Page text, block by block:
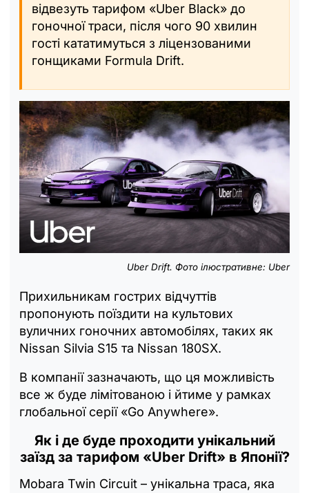
відвезуть тарифом «Uber Black» до
гоночної траси, після чого 90 хвилин
гості кататимуться з ліцензованими
гонщиками Formula Drift.
Uber Drift. Фото ілюстративне: Uber
Прихильникам гострих відчуттів
пропонують поїздити на культових
вуличних гоночних автомобілях, таких як
Nissan Silvia S15 та Nissan 180SX.
В компанії зазначають, що ця можливість
все ж буде лімітованою і йтиме у рамках
глобальної серії «Go Anywhere».
Як і де буде проходити унікальний
заїзд за тарифом «Uber Drift» в Японії?
Mobara Twin Circuit – унікальна траса, яка